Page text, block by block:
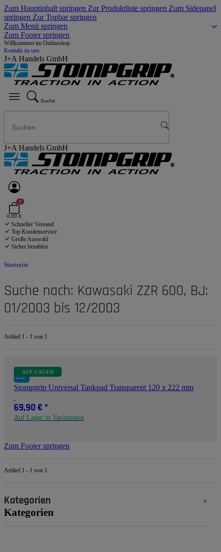
Zum Hauptinhalt springen Zur Produktliste springen Zum Sidepanel
springen Zur Topbar springen
Zum Menü springen
Zum Footer springen
Willkommen im Onlineshop
Kontakt zu uns
J+A Handels GmbH
Suche
J+A Handels GmbH
0
0,00 €
Schneller Versand
Top Kundenservice
Große Auswahl
Sicher bezahlen
Startseite
Suche nach: Kawasaki ZZR 600, BJ:
01/2003 bis 12/2003
Artikel 1 - 1 von 1
AUF LAGER
Stompgrip Universal Tankpad Transparent 120 x 222 mm
69,90 € *
Auf Lager in Variationen
Zum Footer springen
Artikel 1 - 1 von 1
Kategorien
Kategorien